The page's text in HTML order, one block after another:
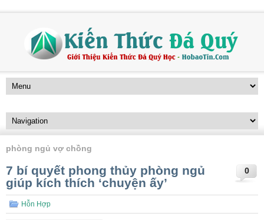
phòng ngủ vợ chồng
0
7 bí quyết phong thủy phòng ngủ
giúp kích thích ‘chuyện ấy’
Hỗn Hợp